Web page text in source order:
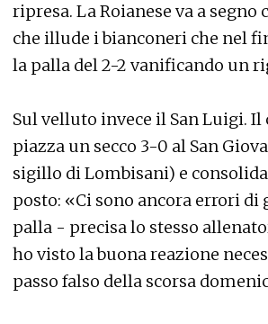
ripresa. La Roianese va a segno
che illude i bianconeri che nel
la palla del 2-2 vanificando un
Sul velluto invece il San Luigi. Il
piazza un secco 3-0 al San
sigillo di Lombisani) e
posto: «Ci sono ancora errori di
palla - precisa lo stesso
ho visto la buona reazione
passo falso della scorsa